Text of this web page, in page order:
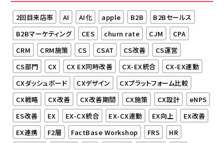
2回目来店率 AI AI化 apple B2B
B2Bセールス
B2Bマーケティング
CES churn rate CJM
CPA
CRM
CRM施策 CS CSAT CS改善
CS運営
CS部門
CX CX EX同時改善 CX-EX統合
CX-EX連動
CXダッシュボード
CXデザイン
CXプラットフォーム比較
CX戦略
CX改善 CX改善期間 CX施策 CX設計
eNPS
ES改善
EX EX-CX統合 EX-CX連動 EX向上
EX改善
EX連携
F2層 FactBase Workshop FRS
HR